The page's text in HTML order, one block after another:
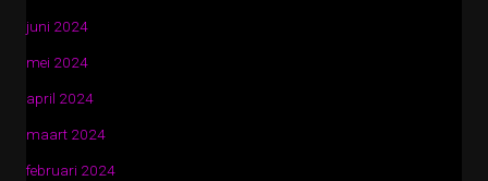
juni 2024
mei 2024
april 2024
maart 2024
februari 2024